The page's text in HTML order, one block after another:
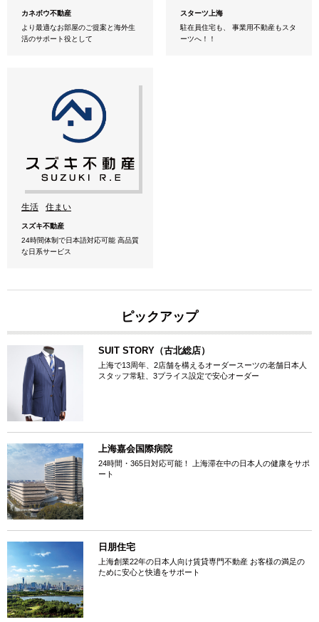
カネボウ不動産
より最適なお部屋のご提案と海外生
活のサポート役として
スターツ上海
駐在員住宅も、 事業用不動産もスタ
ーツへ！！
生活 住まい
スズキ不動産
24時間体制で日本語対応可能 高品質
な日系サービス
ピックアップ
SUIT STORY（古北総店）
上海で13周年、2店舗を構えるオーダースーツの老舗日本人
スタッフ常駐、3プライス設定で安心オーダー
上海嘉会国際病院
24時間・365日対応可能！ 上海滞在中の日本人の健康をサポ
ート
日朋住宅
上海創業22年の日本人向け賃貸専門不動産 お客様の満足の
ために安心と快適をサポート